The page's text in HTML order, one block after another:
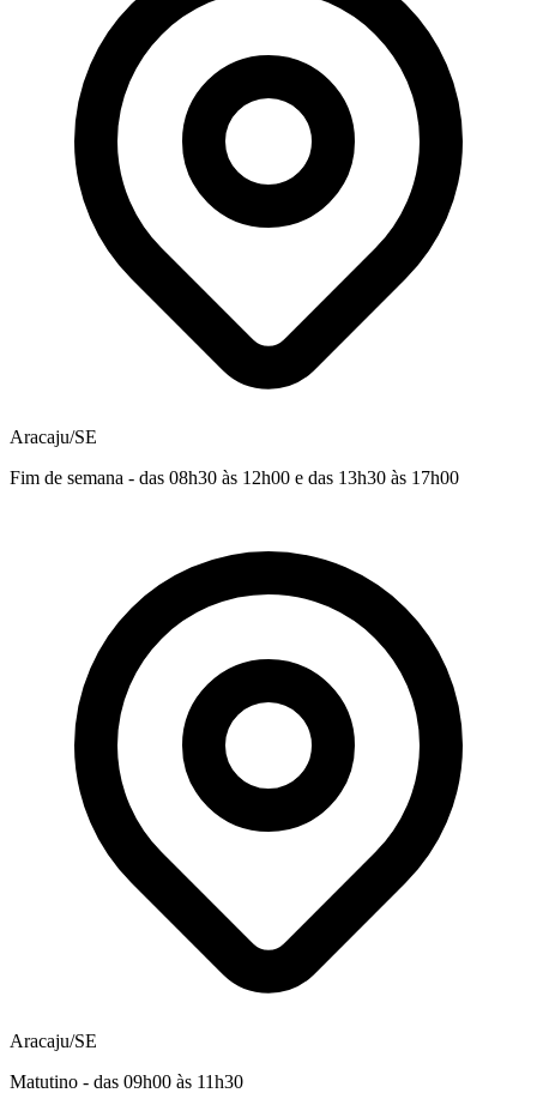
Aracaju/SE
Fim de semana - das 08h30 às 12h00 e das 13h30 às 17h00
Aracaju/SE
Matutino - das 09h00 às 11h30